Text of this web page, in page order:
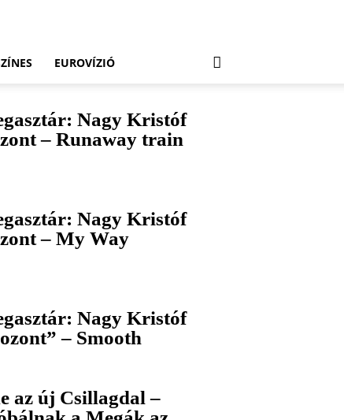
EUROVÍZIÓ
Nagy Kristóf
– Runaway train
Nagy Kristóf
– My Way
Nagy Kristóf
– Smooth
az új Csillagdal –